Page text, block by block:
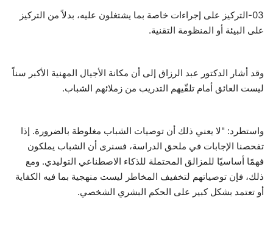
03-التركيز على إجراءات خاصة بما يشتغلون عليه، بدلاً من التركيز
على البيئة أو المنظومة التقنية.
وقد أشار الدكتور عبد الرزاق إلى أن مكانة الأجيال المهنية الأكبر سناً
ليست العائق أمام تلقّيهم التدريب من زملائهم الشباب.
واستطرد: "لا يعني ذلك أن توصيات الشباب مغلوطة بالضرورة. إذا
تفحصنا الإجابات في ملحق الدراسة، فسنرى أن الشباب يملكون
فهمًا أساسيًا للمزالق المحتملة للذكاء الاصطناعي التوليدي. ومع
ذلك، فإن توصياتهم لتخفيف المخاطر ليست منهجية بما فيه الكفاية
أو تعتمد بشكل كبير على الحكم البشري الشخصي.